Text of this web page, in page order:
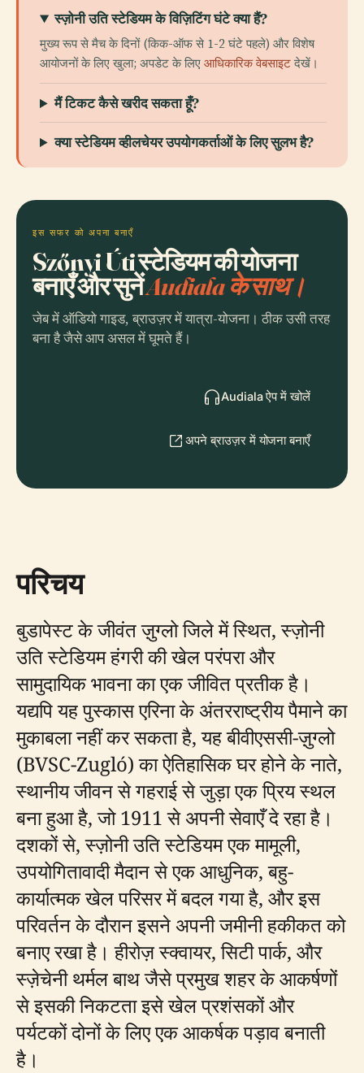
स्ज़ोनी उति स्टेडियम के विज़िटिंग घंटे क्या हैं?
मुख्य रूप से मैच के दिनों (किक-ऑफ से 1-2 घंटे पहले) और विशेष
आयोजनों के लिए खुला; अपडेट के लिएआधिकारिक वेबसाइटदेखें।
मैं टिकट कैसे खरीद सकता हूँ?
क्या स्टेडियम व्हीलचेयर उपयोगकर्ताओं के लिए सुलभ है?
इस सफर को अपना बनाएँ
Szőnyi Úti स्टेडियम की योजना
बनाएँ और सुनेंAudiala के साथ।
जेब में ऑडियो गाइड, ब्राउज़र में यात्रा-योजना। ठीक उसी तरह
बना है जैसे आप असल में घूमते हैं।
Audiala ऐप में खोलें
अपने ब्राउज़र में योजना बनाएँ
परिचय
बुडापेस्ट के जीवंत ज़ुग्लो जिले में स्थित, स्ज़ोनी
उति स्टेडियम हंगरी की खेल परंपरा और
सामुदायिक भावना का एक जीवित प्रतीक है।
यद्यपि यह पुस्कास एरिना के अंतरराष्ट्रीय पैमाने का
मुकाबला नहीं कर सकता है, यह बीवीएससी-ज़ुग्लो
(BVSC-Zugló) का ऐतिहासिक घर होने के नाते,
स्थानीय जीवन से गहराई से जुड़ा एक प्रिय स्थल
बना हुआ है, जो 1911 से अपनी सेवाएँ दे रहा है।
दशकों से, स्ज़ोनी उति स्टेडियम एक मामूली,
उपयोगितावादी मैदान से एक आधुनिक, बहु-
कार्यात्मक खेल परिसर में बदल गया है, और इस
परिवर्तन के दौरान इसने अपनी जमीनी हकीकत को
बनाए रखा है। हीरोज़ स्क्वायर, सिटी पार्क, और
स्ज़ेचेनी थर्मल बाथ जैसे प्रमुख शहर के आकर्षणों
से इसकी निकटता इसे खेल प्रशंसकों और
पर्यटकों दोनों के लिए एक आकर्षक पड़ाव बनाती
है।